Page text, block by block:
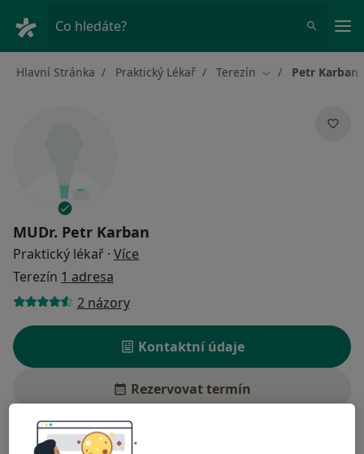
Co hledáte?
Hlavní Stránka Praktický Lékař Terezín Změna města
Petr Karban
MUDr. Petr Karban
Praktický lékař · Více
Terezín 1 adresa
2 názory
Kontaktní údaje
Rezervovat termín
Ceník Adresy